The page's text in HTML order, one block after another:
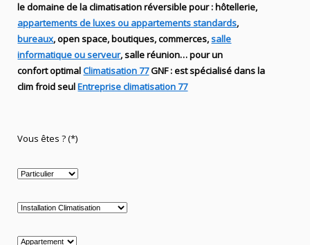
le domaine de laclimatisation réversiblepour : hôtellerie,
appartements de luxes ou appartements standards,
bureaux, open space, boutiques, commerces,salle
informatique ou serveur, salle réunion… pour un
confort optimalClimatisation 77GNF:estspécialisédans la
climfroid seulEntreprise climatisation 77
Vous êtes ? (*)